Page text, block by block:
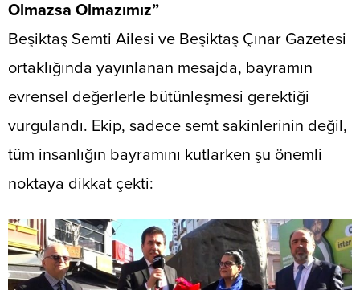
Olmazsa Olmazımız”
​Beşiktaş Semti Ailesi ve Beşiktaş Çınar Gazetesi
ortaklığında yayınlanan mesajda, bayramın
evrensel değerlerle bütünleşmesi gerektiği
vurgulandı. Ekip, sadece semt sakinlerinin değil,
tüm insanlığın bayramını kutlarken şu önemli
noktaya dikkat çekti: